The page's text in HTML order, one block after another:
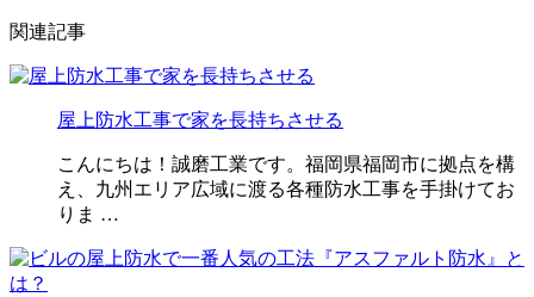
関連記事
屋上防水工事で家を長持ちさせる
こんにちは！誠磨工業です。福岡県福岡市に拠点を構
え、九州エリア広域に渡る各種防水工事を手掛けてお
りま …